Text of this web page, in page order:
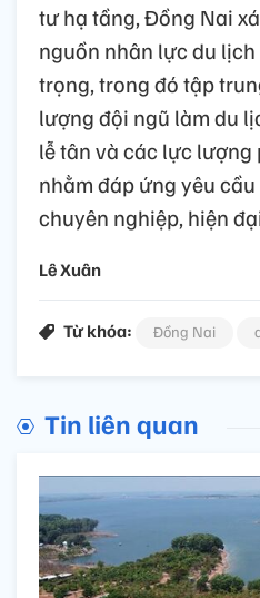
tư hạ tầng, Đồng Nai
nguồn nhân lực du
trọng, trong đó tập
lượng đội ngũ làm du
lễ tân và các lực lượng
nhằm đáp ứng yêu
chuyên nghiệp, hiện
Lê Xuân
Từ khóa: Đồng Nai
Tin liên quan